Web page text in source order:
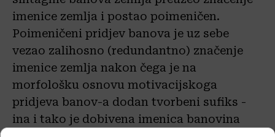
imenice zemlja i postao poimeničen.
Poimeničeni pridjev banova je uz sebe
vezao zalihosno (redundantno) značenje
imenice zemlja nakon čega je na
morfološku osnovu motivacijskoga
pridjeva banov-a dodan tvorbeni sufiks -
ina i tako je dobivena imenica banovina